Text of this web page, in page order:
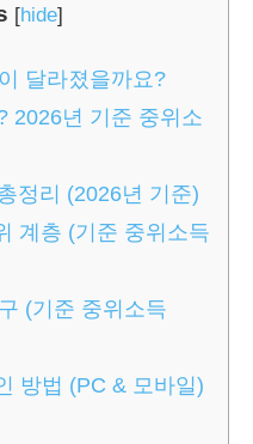
[hide]
달라졌을까요?
2026년 기준 중위소
정리 (2026년 기준)
계층 (기준 중위소득
(기준 중위소득
방법 (PC & 모바일)